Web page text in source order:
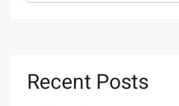
Recent Posts